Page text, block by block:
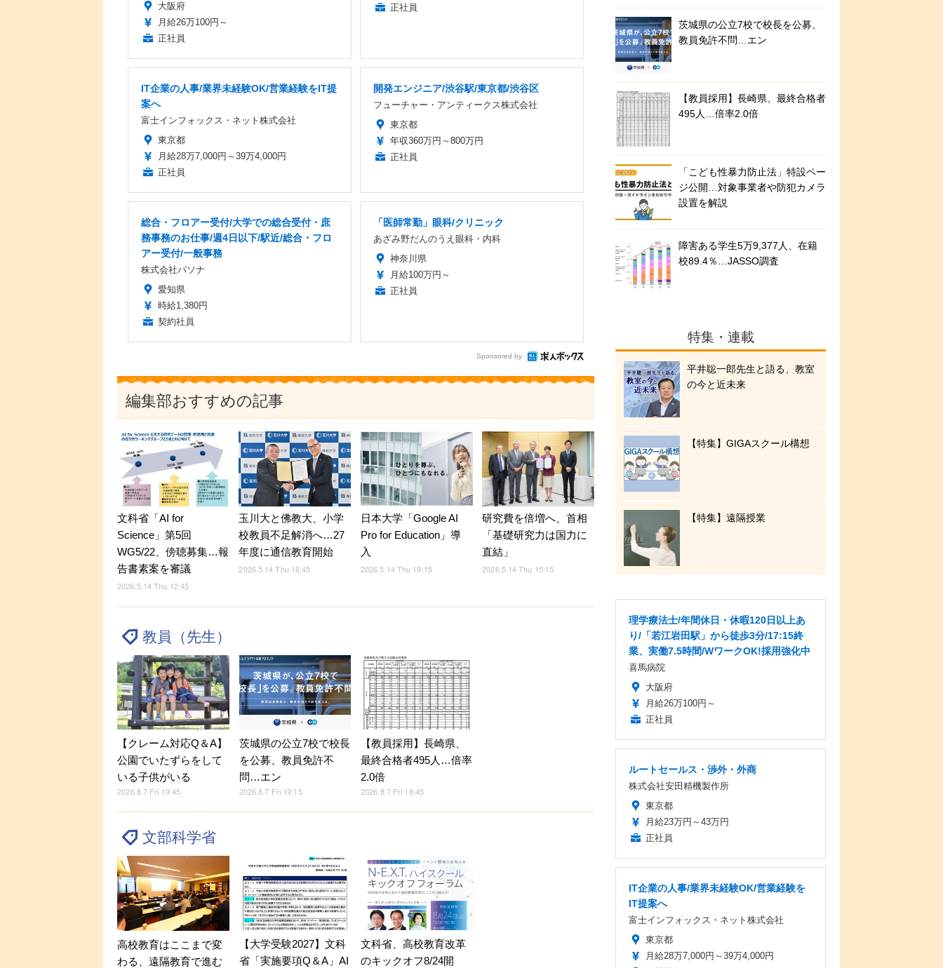
大阪府
月給26万100円～
正社員
正社員
IT企業の人事/業界未経験OK/営業経験をIT提
案へ
富士インフォックス・ネット株式会社
東京都
月給28万7,000円～39万4,000円
正社員
開発エンジニア/渋谷駅/東京都/渋谷区
フューチャー・アンティークス株式会社
東京都
年収360万円～800万円
正社員
総合・フロアー受付/大学での総合受付・庶
務事務のお仕事/週4日以下/駅近/総合・フロ
アー受付/一般事務
株式会社パソナ
愛知県
時給1,380円
契約社員
「医師常勤」眼科/クリニック
あざみ野だんのうえ眼科・内科
神奈川県
月給100万円～
正社員
Sponsored by
編集部おすすめの記事
文科省「AI for
Science」第5回
WG5/22、傍聴募集…報
告書素案を審議
2026.5.14 Thu 12:45
玉川大と佛教大、小学
校教員不足解消へ…27
年度に通信教育開始
2026.5.14 Thu 16:45
日本大学「Google AI
Pro for Education」導
入
2026.5.14 Thu 19:15
研究費を倍増へ、首相
「基礎研究力は国力に
直結」
2026.5.14 Thu 15:15
教員（先生）
【クレーム対応Q＆A】
公園でいたずらをして
いる子供がいる
2026.8.7 Fri 19:45
茨城県の公立7校で校長
を公募、教員免許不
問…エン
2026.8.7 Fri 19:15
【教員採用】長崎県、
最終合格者495人…倍率
2.0倍
2026.8.7 Fri 18:45
文部科学省
高校教育はここまで変
わる、遠隔教育で進む
【大学受験2027】文科
省「実施要項Q＆A」AI
文科省、高校教育改革
のキックオフ8/24開
茨城県の公立7校で校長を公募、
教員免許不問…エン
【教員採用】長崎県、最終合格者
495人…倍率2.0倍
「こども性暴力防止法」特設ペー
ジ公開…対象事業者や防犯カメラ
設置を解説
障害ある学生5万9,377人、在籍
校89.4％…JASSO調査
特集・連載
平井聡一郎先生と語る、教室
の今と近未来
【特集】GIGAスクール構想
【特集】遠隔授業
理学療法士/年間休日・休暇120日以上あ
り/「若江岩田駅」から徒歩3分/17:15終
業、実働7.5時間/WワークOK!採用強化中
喜馬病院
大阪府
月給26万100円～
正社員
ルートセールス・渉外・外商
株式会社安田精機製作所
東京都
月給23万円～43万円
正社員
IT企業の人事/業界未経験OK/営業経験を
IT提案へ
富士インフォックス・ネット株式会社
東京都
月給28万7,000円～39万4,000円